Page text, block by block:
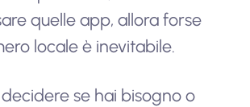
quelle app, allora forse
locale è inevitabile.
se hai bisogno o